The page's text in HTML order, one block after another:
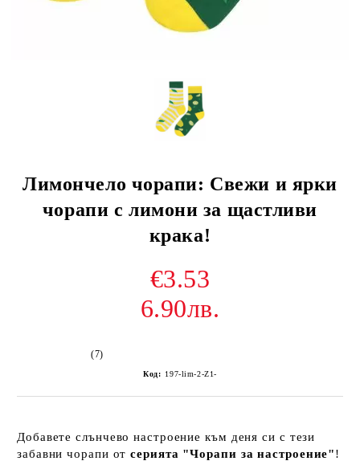
Лимончело чорапи: Свежи и ярки
чорапи с лимони за щастливи
крака!
€3.53
6.90лв.
(7)
Код: 197-lim-2-Z1-
Добавете слънчево настроение към деня си с тези
забавни чорапи отсерията "Чорапи за настроение"!